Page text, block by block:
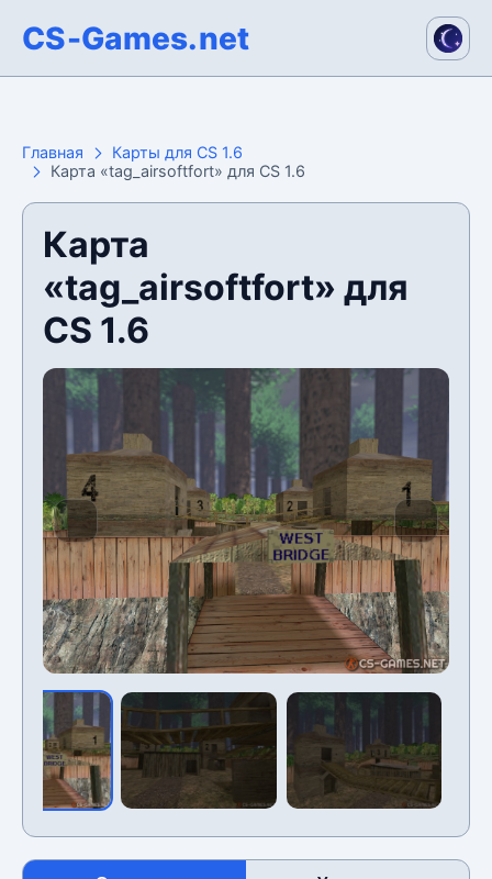
CS-Games.net
Главная
Карты для CS 1.6
Карта «tag_airsoftfort» для CS 1.6
Карта
«tag_airsoftfort» для
CS 1.6